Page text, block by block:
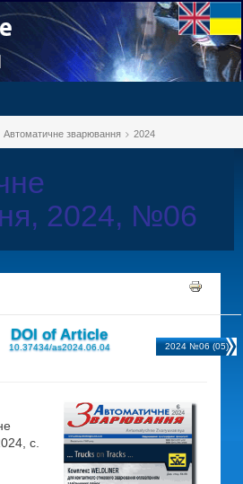
Автоматичне зварювання 2024
2024, №06
DOI of Article
10.37434/as2024.06.04 2024 №06 (05)
с.